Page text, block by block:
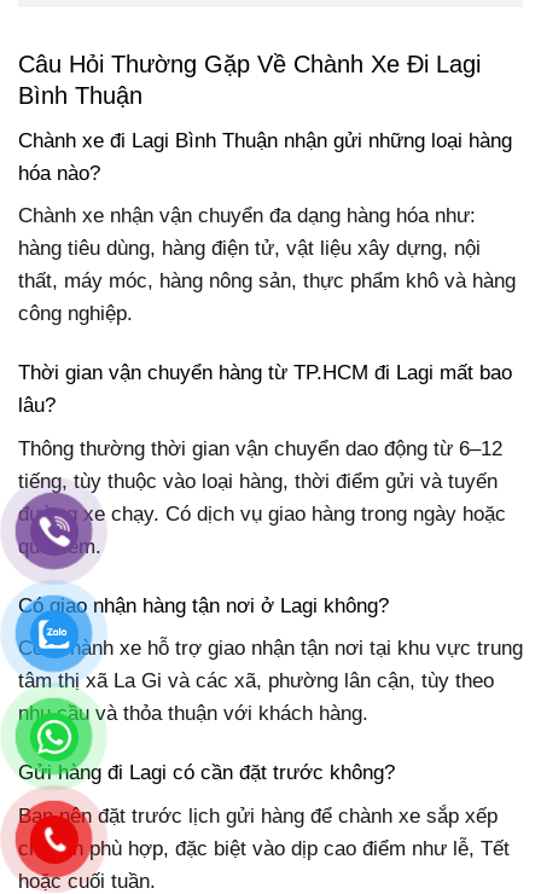
Câu Hỏi Thường Gặp Về Chành Xe Đi Lagi
Bình Thuận
Chành xe đi Lagi Bình Thuận nhận gửi những loại hàng
hóa nào?
Chành xe nhận vận chuyển đa dạng hàng hóa như:
hàng tiêu dùng, hàng điện tử, vật liệu xây dựng, nội
thất, máy móc, hàng nông sản, thực phẩm khô và hàng
công nghiệp.
Thời gian vận chuyển hàng từ TP.HCM đi Lagi mất bao
lâu?
Thông thường thời gian vận chuyển dao động từ 6–12
tiếng, tùy thuộc vào loại hàng, thời điểm gửi và tuyến
đường xe chạy. Có dịch vụ giao hàng trong ngày hoặc
qua đêm.
Có giao nhận hàng tận nơi ở Lagi không?
Có. Chành xe hỗ trợ giao nhận tận nơi tại khu vực trung
tâm thị xã La Gi và các xã, phường lân cận, tùy theo
nhu cầu và thỏa thuận với khách hàng.
Gửi hàng đi Lagi có cần đặt trước không?
Bạn nên đặt trước lịch gửi hàng để chành xe sắp xếp
chuyến phù hợp, đặc biệt vào dịp cao điểm như lễ, Tết
hoặc cuối tuần.